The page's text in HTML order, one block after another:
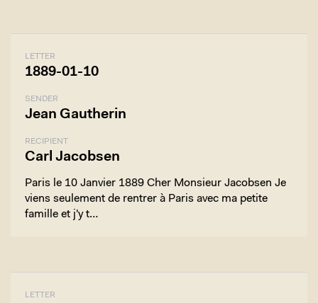
LETTER
1889-01-10
SENDER
Jean Gautherin
RECIPIENT
Carl Jacobsen
Paris le 10 Janvier 1889 Cher Monsieur Jacobsen Je
viens seulement de rentrer à Paris avec ma petite
famille et j'y t…
LETTER